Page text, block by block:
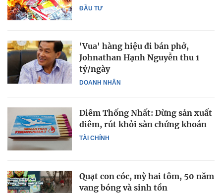
ĐẦU TƯ
DOANH NHÂN
'Vua' hàng hiệu đi bán phở,
Johnathan Hạnh Nguyễn thu 1
tỷ/ngày
TÀI CHÍNH
Diêm Thống Nhất: Dừng sản xuất
diêm, rút khỏi sàn chứng khoán
Quạt con cóc, mỳ hai tôm, 50 năm
vang bóng và sinh tồn